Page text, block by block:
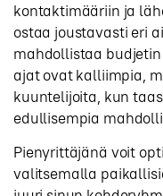
kontaktimääriin ja
ostaa joustavasti eri
mahdollistaa
ajat ovat kalliimpia,
kuuntelijoita, kun
edullisempia
Pienyrittäjänä voit
valitsemalla